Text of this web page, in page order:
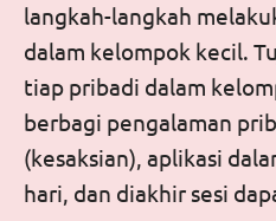
langkah-langkah
dalam kelompok kecil.
tiap pribadi dalam
berbagi pengalaman
(kesaksian), aplikasi
hari, dan diakhir sesi